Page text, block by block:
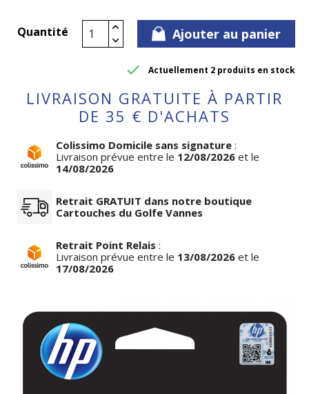
Quantité Ajouter au panier
 Actuellement 2 produits en stock
LIVRAISON GRATUITE À PARTIR
DE 35 € D'ACHATS
Colissimo Domicile sans signature :
Livraison prévue entre le 12/08/2026 et le
14/08/2026
Retrait GRATUIT dans notre boutique
Cartouches du Golfe Vannes
Retrait Point Relais :
Livraison prévue entre le 13/08/2026 et le
17/08/2026